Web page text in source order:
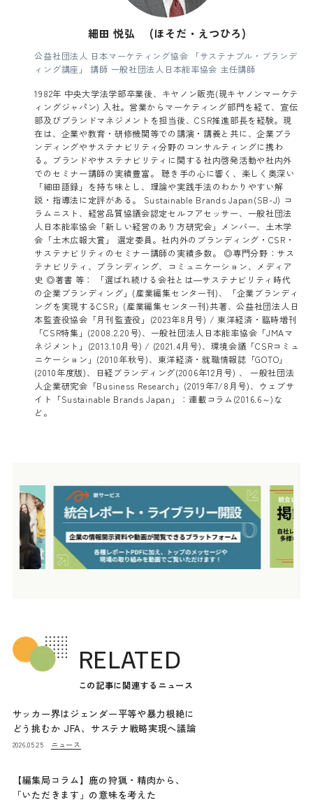
細田 悦弘 (ほそだ・えつひろ)
公益社団法人 日本マーケティング協会 「サステナブル・ブランデ
ィング講座」 講師 一般社団法人日本能率協会 主任講師
1982年 中央大学法学部卒業後、キヤノン販売(現キヤノンマーケテ
ィングジャパン) 入社。営業からマーケティング部門を経て、宣伝
部及びブランドマネジメントを担当後、CSR推進部長を経験。現
在は、企業や教育・研修機関等での講演・講義と共に、企業ブラ
ンディングやサステナビリティ分野のコンサルティングに携わ
る。ブランドやサステナビリティに関する社内啓発活動や社内外
でのセミナー講師の実績豊富。 聴き手の心に響く、楽しく奥深い
「細田語録」を持ち味とし、理論や実践手法のわかりやすい解
説・指導法に定評がある。 Sustainable Brands Japan(SB-J) コ
ラムニスト、経営品質協議会認定セルフアセッサー、一般社団法
人日本能率協会「新しい経営のあり方研究会」メンバー、土木学
会「土木広報大賞」 選定委員。社内外のブランディング・CSR・
サステナビリティのセミナー講師の実績多数。 ◎専門分野：サス
テナビリティ、ブランディング、コミュニケーション、メディア
史 ◎著書 等： 「選ばれ続ける会社とは―サステナビリティ時代
の企業ブランディング」(産業編集センター刊)、「企業ブランディ
ングを実現するCSR」(産業編集センター刊)共著、公益社団法人日
本監査役協会「月刊監査役」(2023年8月号) / 東洋経済・臨時増刊
「CSR特集」(2008.2.20号)、一般社団法人日本能率協会「JMAマ
ネジメント」(2013.10月号) / (2021.4月号)、環境会議「CSRコミュ
ニケーション」(2010年秋号)、東洋経済・就職情報誌「GOTO」
(2010年度版)、日経ブランディング(2006年12月号) 、 一般社団法
人企業研究会「Business Research」(2019年7/8月号)、ウェブサ
イト「Sustainable Brands Japan」：連載コラム(2016.6～)な
ど。
RELATED
この記事に関連するニュース
サッカー界はジェンダー平等や暴力根絶に
どう挑むか JFA、サステナ戦略実現へ議論
2026.05.25 ニュース
【編集局コラム】鹿の狩猟・精肉から、
「いただきます」の意味を考えた